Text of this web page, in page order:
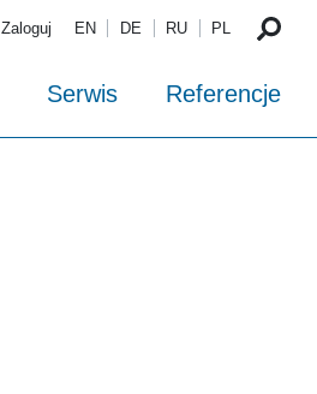
Zaloguj EN DE RU PL
Serwis Referencje